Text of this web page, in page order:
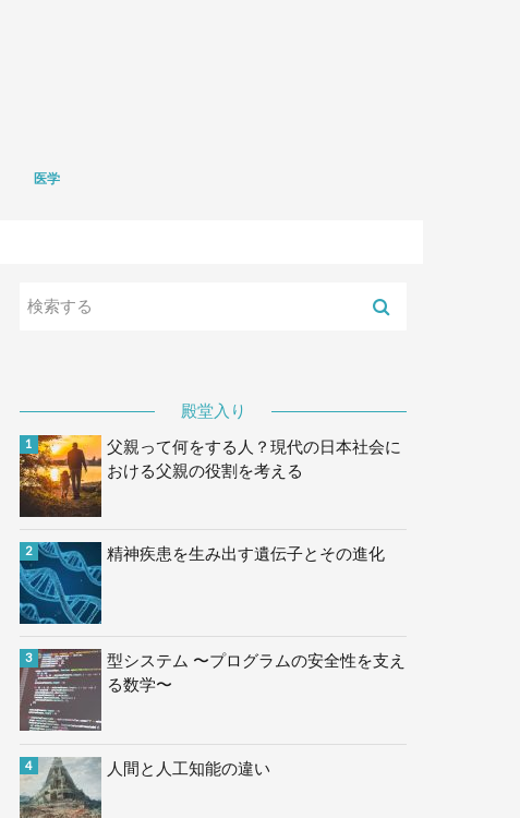
医学
殿堂入り
父親って何をする人？現代の日本社会に
おける父親の役割を考える
精神疾患を生み出す遺伝子とその進化
型システム 〜プログラムの安全性を支え
る数学〜
人間と人工知能の違い